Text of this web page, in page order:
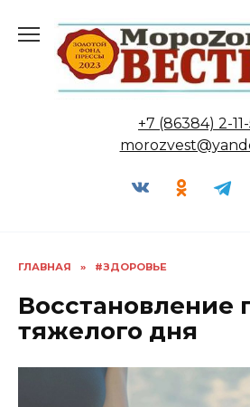
содержанию
+7 (86384) 2-
ГЛАВНАЯ » #ЗДОРОВЬЕ
Восстановление
тяжелого дня